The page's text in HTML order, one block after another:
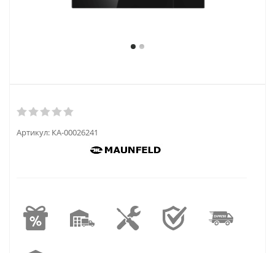
Артикул: КА-00026241